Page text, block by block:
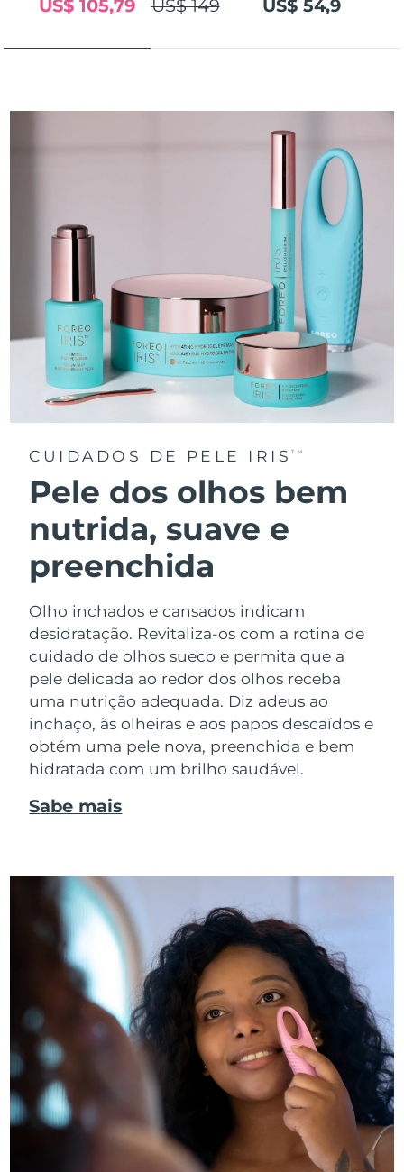
US$ 149
US$ 105,79 US$ 54,9
CUIDADOS DE PELE IRISTM
Pele dos olhos bem
nutrida, suave e
preenchida
Olho inchados e cansados indicam
desidratação. Revitaliza-os com a rotina de
cuidado de olhos sueco e permita que a
pele delicada ao redor dos olhos receba
uma nutrição adequada. Diz adeus ao
inchaço, às olheiras e aos papos descaídos e
obtém uma pele nova, preenchida e bem
hidratada com um brilho saudável.
Sabe mais